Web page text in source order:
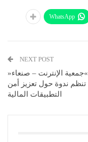
WhatsApp
NEXT POST
»جمعية الإنترنت – صنعاء«
تنظم ندوة حول تعزيز أمن
التطبيقات المالية